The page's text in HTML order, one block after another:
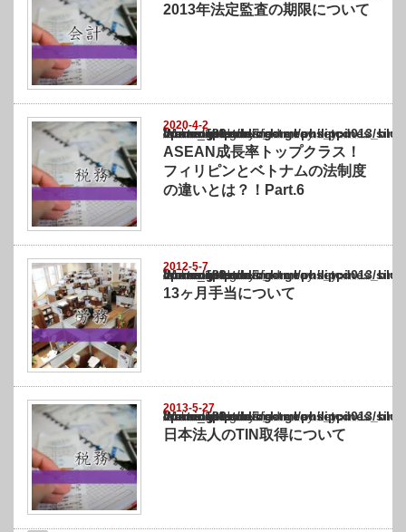
2013年法定監査の期限について
2020-4-2
Warning
: Undefined array key "show_category" in
/home/netst/kuno-cpa.co.jp/public_html/philippines_blog/wp-content/themes/
on line183
ASEAN成長率トップクラス！
フィリピンとベトナムの法制度
の違いとは？！Part.6
2012-5-7
Warning
: Undefined array key "show_category" in
/home/netst/kuno-cpa.co.jp/public_html/philippines_blog/wp-content/themes/
on line183
13ヶ月手当について
2013-5-27
Warning
: Undefined array key "show_category" in
/home/netst/kuno-cpa.co.jp/public_html/philippines_blog/wp-content/themes/
on line183
日本法人のTIN取得について